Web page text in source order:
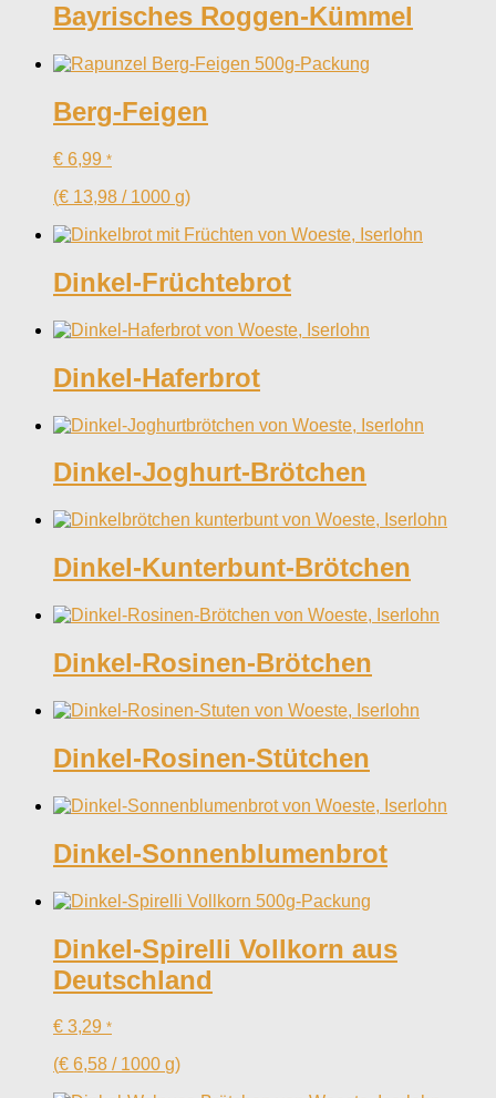
Bayrisches Roggen-Kümmel
Berg-Feigen
€ 6,99 *
(€ 13,98 / 1000 g)
Dinkel-Früchtebrot
Dinkel-Haferbrot
Dinkel-Joghurt-Brötchen
Dinkel-Kunterbunt-Brötchen
Dinkel-Rosinen-Brötchen
Dinkel-Rosinen-Stütchen
Dinkel-Sonnenblumenbrot
Dinkel-Spirelli Vollkorn aus
Deutschland
€ 3,29 *
(€ 6,58 / 1000 g)